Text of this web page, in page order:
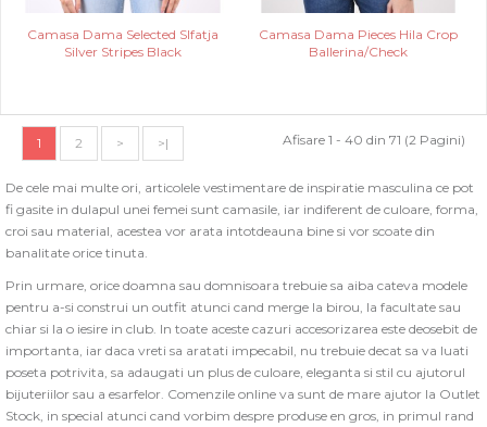
Camasa Dama Selected Slfatja
Silver Stripes Black
Camasa Dama Pieces Hila Crop
Ballerina/Check
1 2 > >| Afisare 1 - 40 din 71 (2 Pagini)
De cele mai multe ori, articolele vestimentare de inspiratie masculina ce pot
fi gasite in dulapul unei femei sunt camasile, iar indiferent de culoare, forma,
croi sau material, acestea vor arata intotdeauna bine si vor scoate din
banalitate orice tinuta.
Prin urmare, orice doamna sau domnisoara trebuie sa aiba cateva modele
pentru a-si construi un outfit atunci cand merge la birou, la facultate sau
chiar si la o iesire in club. In toate aceste cazuri accesorizarea este deosebit de
importanta, iar daca vreti sa aratati impecabil, nu trebuie decat sa va luati
poseta potrivita, sa adaugati un plus de culoare, eleganta si stil cu ajutorul
bijuteriilor sau a esarfelor. Comenzile online va sunt de mare ajutor la Outlet
Stock, in special atunci cand vorbim despre produse en gros, in primul rand